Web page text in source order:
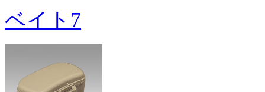
ベイト7